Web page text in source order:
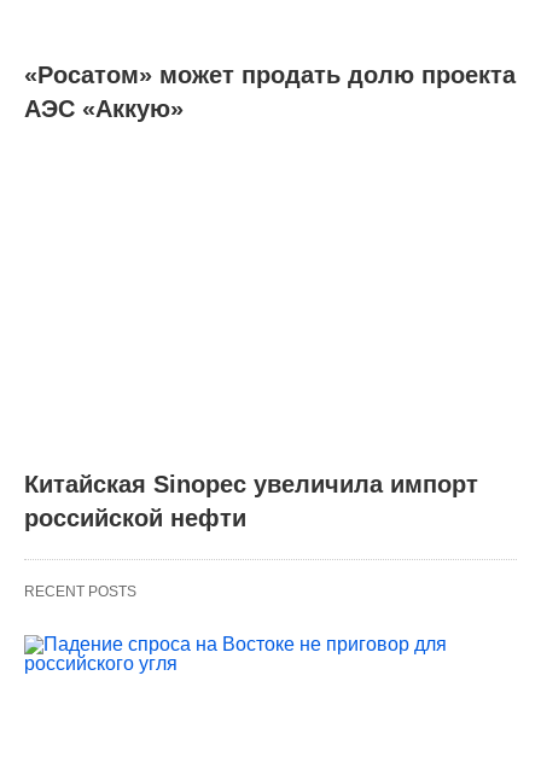
«Росатом» может продать долю проекта
АЭС «Аккую»
Китайская Sinopec увеличила импорт
российской нефти
RECENT POSTS